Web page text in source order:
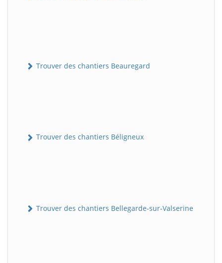
Trouver des chantiers Beauregard
Trouver des chantiers Béligneux
Trouver des chantiers Bellegarde-sur-Valserine